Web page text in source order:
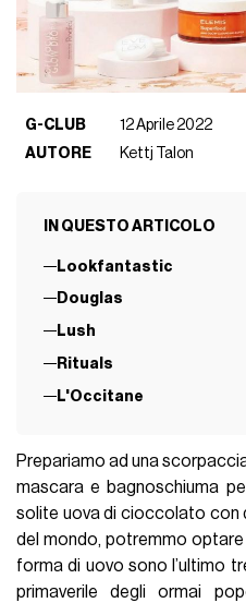
G-CLUB
12 Aprile 2022
AUTORE
Kettj Talon
IN QUESTO ARTICOLO
Lookfantastic
Douglas
Lush
Rituals
L'Occitane
Prepariamo ad una
mascara e bagnoschiuma
solite uova di cioccolato con
del mondo, potremmo optare
forma di uovo sono l’ultimo
primaverile degli ormai